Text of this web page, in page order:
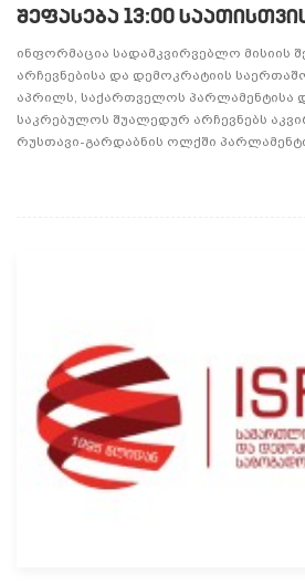
შეფასება 13:00
ინფორმაცია სადამკვირვებლო მისიის
არჩევნებისა და დემოკრატიის
აპრილს, საქართველოს პარლამენტისა
საკრებულოს შუალედურ არჩევნებს
რუსთავი-გარდაბნის ოლქში